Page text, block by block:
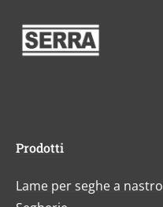
Prodotti
Lame per seghe a nastro